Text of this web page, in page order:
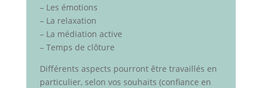
– Les émotions
– La relaxation
– La médiation active
– Temps de clôture
Différents aspects pourront être travaillés en
particulier, selon vos souhaits (confiance en